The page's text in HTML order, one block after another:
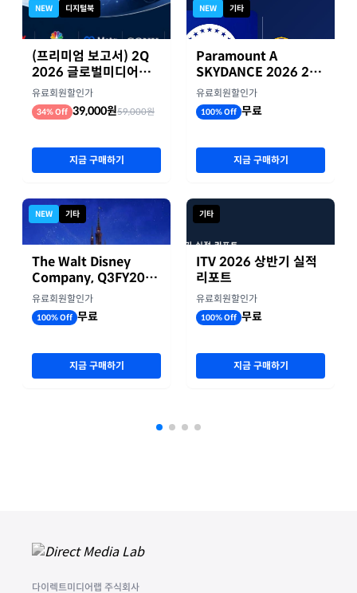
NEW 디지털북
(프리미엄 보고서) 2Q
2026 글로벌미디어기
업 실적 종합 보고서
유료회원할인가
34% Off 39,000원59,000원
지금 구매하기
NEW 기타
The Walt Disney
Company, Q3FY2026
실적자료
유료회원할인가
100% Off 무료
지금 구매하기
NEW 기타
Paramount A
SKYDANCE 2026 2분
기 실적
유료회원할인가
100% Off 무료
지금 구매하기
기타
ITV 2026 상반기 실적
리포트
유료회원할인가
100% Off 무료
지금 구매하기
다이렉트미디어랩 주식회사